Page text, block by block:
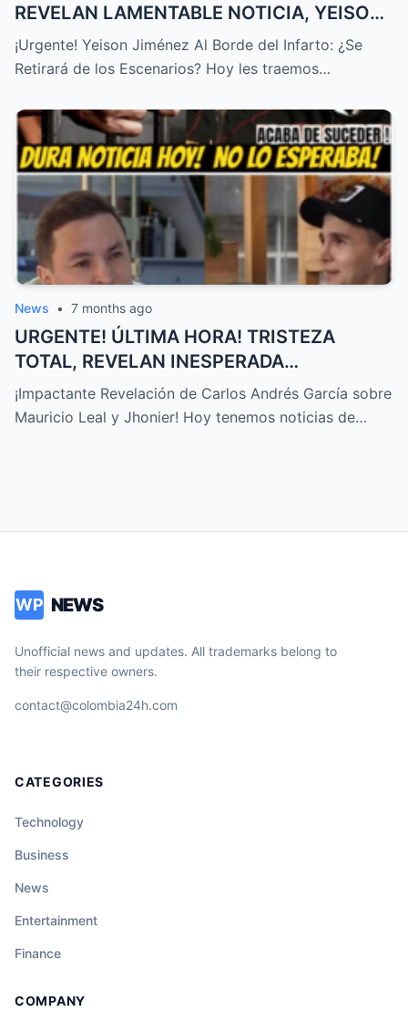
REVELAN LAMENTABLE NOTICIA, YEISON
JIMÉNEZ HOY, ÚLTIMA HORA! – HTT
¡Urgente! Yeison Jiménez Al Borde del Infarto: ¿Se
Retirará de los Escenarios? Hoy les traemos…
News • 7 months ago
URGENTE! ÚLTIMA HORA! TRISTEZA
TOTAL, REVELAN INESPERADA
DECLARACIÓN Sobre MAURICIO LEAL,
JHONIER… – HTT
¡Impactante Revelación de Carlos Andrés García sobre
Mauricio Leal y Jhonier! Hoy tenemos noticias de…
WP NEWS
Unofficial news and updates. All trademarks belong to
their respective owners.
contact@colombia24h.com
CATEGORIES
Technology
Business
News
Entertainment
Finance
COMPANY